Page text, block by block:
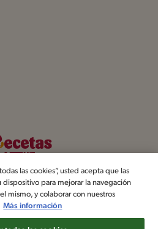
las cookies”, usted acepta que las
dispositivo para mejorar la navegación
mismo, y colaborar con nuestros
Más información